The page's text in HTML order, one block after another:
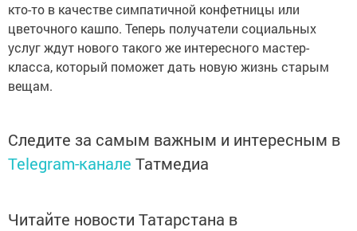
кто-то в качестве симпатичной конфетницы или
цветочного кашпо. Теперь получатели социальных
услуг ждут нового такого же интересного мастер-
класса, который поможет дать новую жизнь старым
вещам.
Следите за самым важным и интересным в
Telegram-канале Татмедиа
Читайте новости Татарстана в